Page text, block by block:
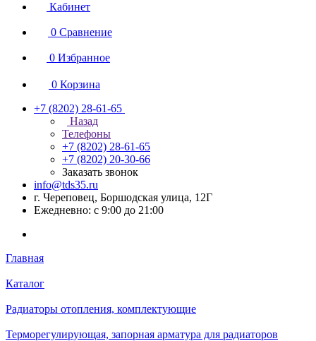
Кабинет
0 Сравнение
0 Избранное
0 Корзина
+7 (8202) 28‑61-65
Назад
Телефоны
+7 (8202) 28‑61-65
+7 (8202) 20‑30-66
Заказать звонок
info@tds35.ru
г. Череповец, Боршодская улица, 12Г
Ежедневно: с 9:00 до 21:00
Главная
Каталог
Радиаторы отопления, комплектующие
Терморегулирующая, запорная арматура для радиаторов